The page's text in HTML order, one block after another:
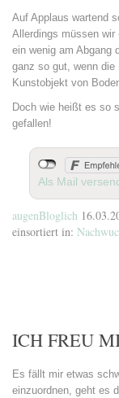
Auf Applaus wartend
Allerdings müssen
ein wenig am Abgang
ganz so gut, wenn
Kunstobjekt von
Doch wie heißt es so
gefallen!
Als Mail
augenBloglich
einsortiert in:
ICH FREU
Es fällt mir etwas
einzuordnen, geht es